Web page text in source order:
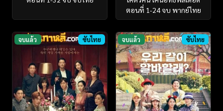
ตอนที่ 1-24 จบ พากย์ไทย
จบแล้ว ซับไทย จบแล้ว ซับไทย